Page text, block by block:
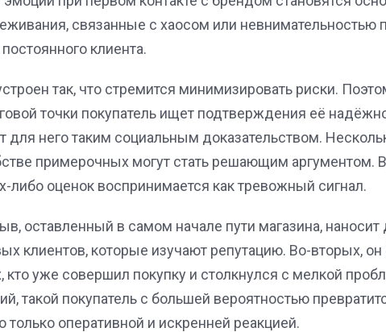
связанные с хаосом или невнимательностью
клиента.
так, что стремится минимизировать риски.
точки покупатель ищет подтверждения её
для него таким социальным доказательством.
примерочных могут стать решающим аргументом.
либо оценок воспринимается как тревожный сигнал.
оставленный в самом начале пути магазина,
клиентов, которые изучают репутацию. Во-вторых,
кто уже совершил покупку и столкнулся с мелкой
такой покупатель с большей вероятностью
оперативной и искренней реакцией.